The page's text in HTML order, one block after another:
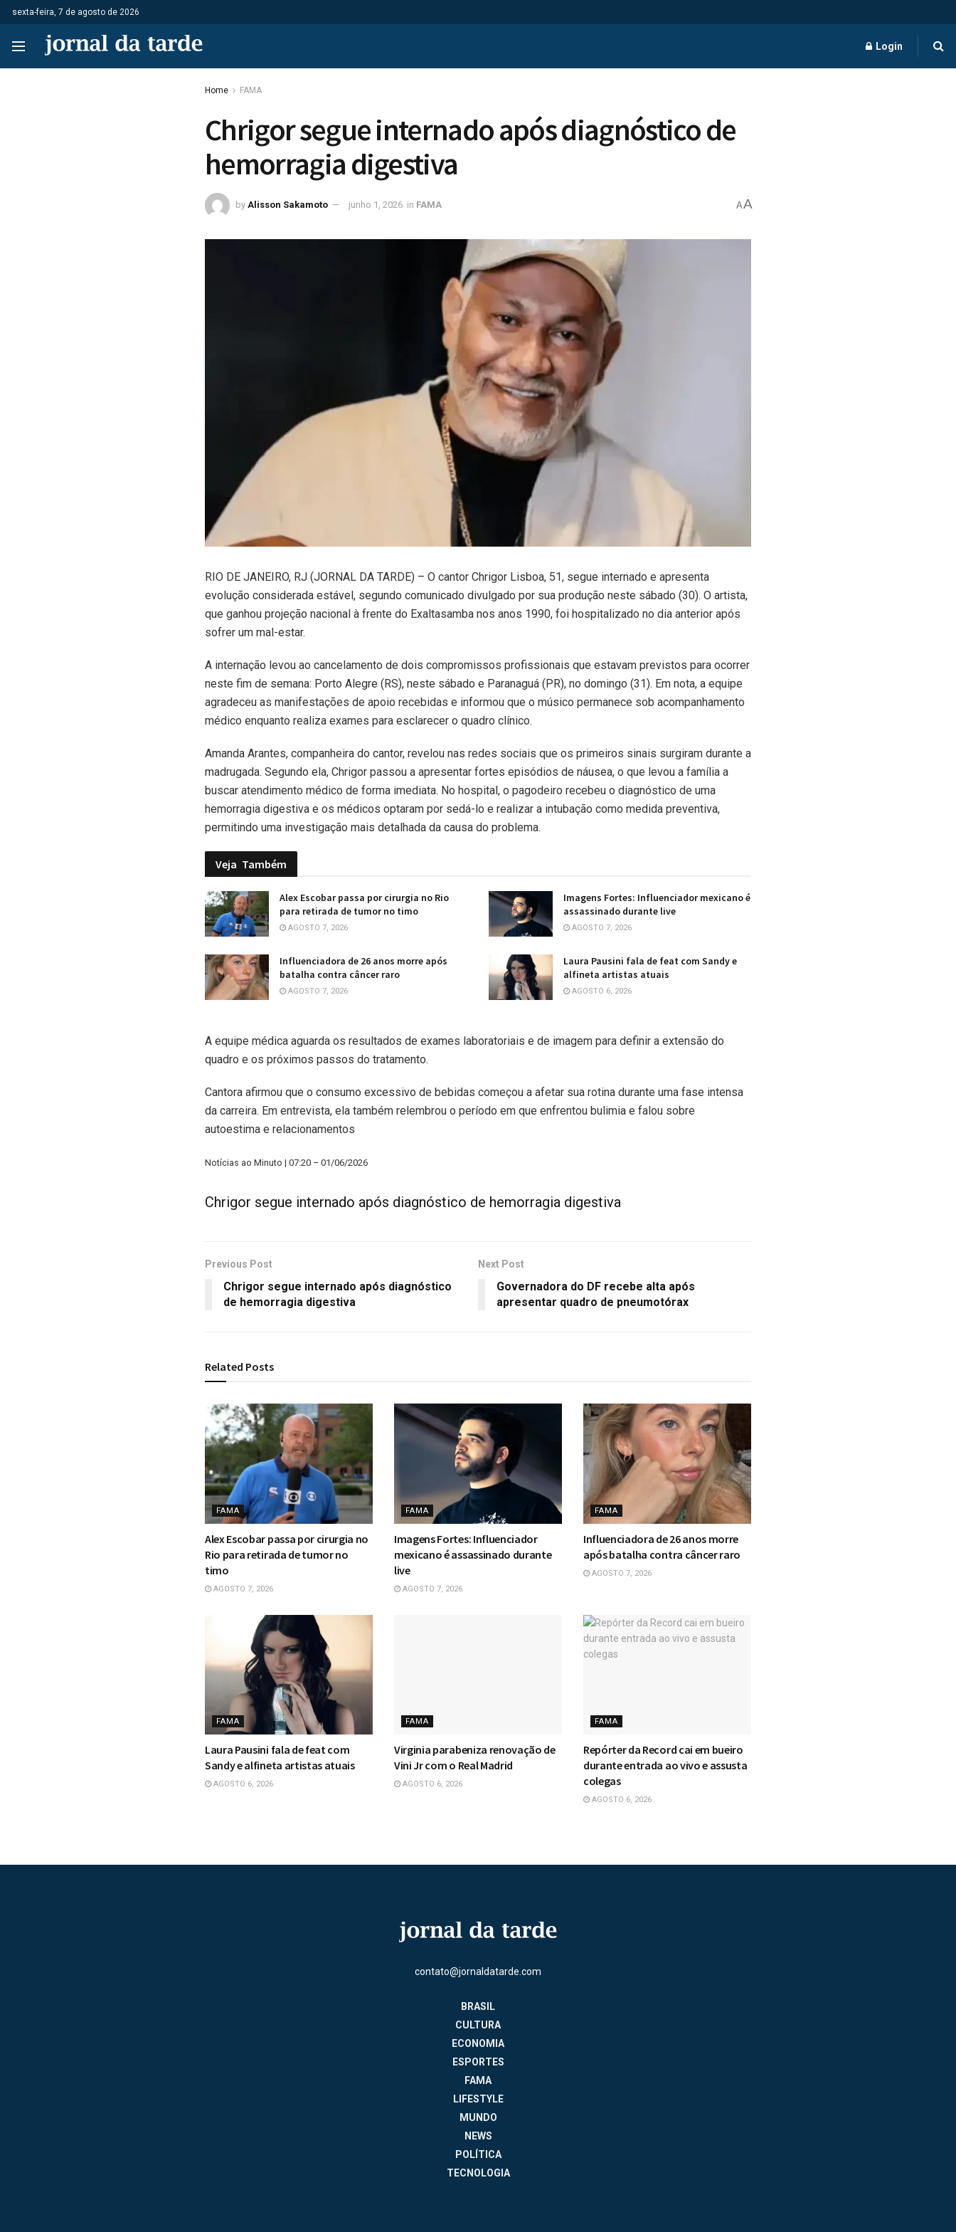
sexta-feira, 7 de agosto de 2026
Login
Home FAMA
Chrigor segue internado após diagnóstico de
hemorragia digestiva
by Alisson Sakamoto junho 1, 2026 in FAMA AA
RIO DE JANEIRO, RJ (JORNAL DA TARDE) – O cantor Chrigor Lisboa, 51, segue internado e apresenta
evolução considerada estável, segundo comunicado divulgado por sua produção neste sábado (30). O artista,
que ganhou projeção nacional à frente do Exaltasamba nos anos 1990, foi hospitalizado no dia anterior após
sofrer um mal-estar.
A internação levou ao cancelamento de dois compromissos profissionais que estavam previstos para ocorrer
neste fim de semana: Porto Alegre (RS), neste sábado e Paranaguá (PR), no domingo (31). Em nota, a equipe
agradeceu as manifestações de apoio recebidas e informou que o músico permanece sob acompanhamento
médico enquanto realiza exames para esclarecer o quadro clínico.
Amanda Arantes, companheira do cantor, revelou nas redes sociais que os primeiros sinais surgiram durante a
madrugada. Segundo ela, Chrigor passou a apresentar fortes episódios de náusea, o que levou a família a
buscar atendimento médico de forma imediata. No hospital, o pagodeiro recebeu o diagnóstico de uma
hemorragia digestiva e os médicos optaram por sedá-lo e realizar a intubação como medida preventiva,
permitindo uma investigação mais detalhada da causa do problema.
Veja Também
Alex Escobar passa por cirurgia no Rio
para retirada de tumor no timo
AGOSTO 7, 2026
Imagens Fortes: Influenciador mexicano é
assassinado durante live
AGOSTO 7, 2026
Influenciadora de 26 anos morre após
batalha contra câncer raro
AGOSTO 7, 2026
Laura Pausini fala de feat com Sandy e
alfineta artistas atuais
AGOSTO 6, 2026
A equipe médica aguarda os resultados de exames laboratoriais e de imagem para definir a extensão do
quadro e os próximos passos do tratamento.
Cantora afirmou que o consumo excessivo de bebidas começou a afetar sua rotina durante uma fase intensa
da carreira. Em entrevista, ela também relembrou o período em que enfrentou bulimia e falou sobre
autoestima e relacionamentos
Notícias ao Minuto | 07:20 – 01/06/2026
Chrigor segue internado após diagnóstico de hemorragia digestiva
Previous Post
Chrigor segue internado após diagnóstico
de hemorragia digestiva
Next Post
Governadora do DF recebe alta após
apresentar quadro de pneumotórax
Related Posts
FAMA
Alex Escobar passa por cirurgia no
Rio para retirada de tumor no
timo
AGOSTO 7, 2026
FAMA
Imagens Fortes: Influenciador
mexicano é assassinado durante
live
AGOSTO 7, 2026
FAMA
Influenciadora de 26 anos morre
após batalha contra câncer raro
AGOSTO 7, 2026
FAMA
Laura Pausini fala de feat com
Sandy e alfineta artistas atuais
AGOSTO 6, 2026
FAMA
Virginia parabeniza renovação de
Vini Jr com o Real Madrid
AGOSTO 6, 2026
FAMA
Repórter da Record cai em bueiro
durante entrada ao vivo e assusta
colegas
AGOSTO 6, 2026
contato@jornaldatarde.com
BRASIL
CULTURA
ECONOMIA
ESPORTES
FAMA
LIFESTYLE
MUNDO
NEWS
POLÍTICA
TECNOLOGIA